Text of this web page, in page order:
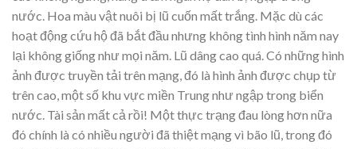
nước. Hoa màu vật nuôi bị lũ cuốn mất trắng. Mặc dù các
hoạt động cứu hộ đã bắt đầu nhưng không tình hình năm nay
lại không giống như mọi năm. Lũ dâng cao quá. Có những hình
ảnh được truyền tải trên mạng, đó là hình ảnh được chụp từ
trên cao, một số khu vực miền Trung như ngập trong biển
nước. Tài sản mất cả rồi! Một thực trạng đau lòng hơn nữa
đó chính là có nhiều người đã thiệt mạng vì bão lũ, trong đó